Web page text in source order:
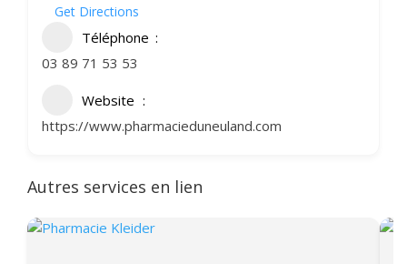
Get Directions
Téléphone
03 89 71 53 53
Website
https://www.pharmacieduneuland.com
Autres services en lien